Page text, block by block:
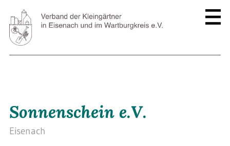
Sonnenschein e.V.
Eisenach